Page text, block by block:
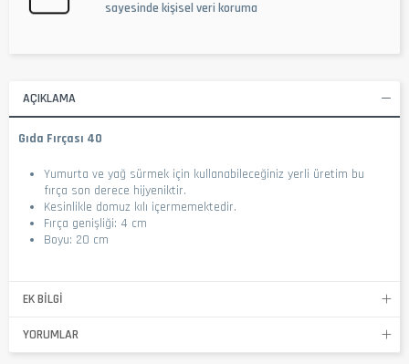
sayesinde kişisel veri koruma
AÇIKLAMA
Gıda Fırçası 40
Yumurta ve yağ sürmek için kullanabileceğiniz yerli üretim bu
fırça son derece hijyeniktir.
Kesinlikle domuz kılı içermemektedir.
Fırça genişliği: 4 cm
Boyu: 20 cm
EK BILGI
YORUMLAR